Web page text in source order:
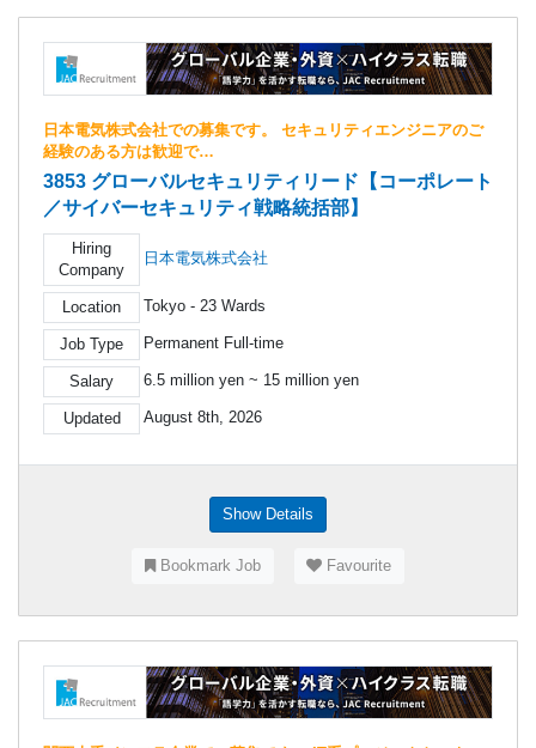
日本電気株式会社での募集です。 セキュリティエンジニアのご
経験のある方は歓迎で…
3853 グローバルセキュリティリード【コーポレート
／サイバーセキュリティ戦略統括部】
Hiring
Company
日本電気株式会社
Location Tokyo - 23 Wards
Job Type Permanent Full-time
Salary 6.5 million yen ~ 15 million yen
Updated August 8th, 2026
Show Details
Bookmark Job Favourite